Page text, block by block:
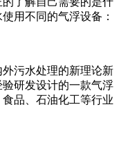
用不同的气浮设备：
污水处理的新理论新
研发设计的一款气浮
品、石油化工等行业